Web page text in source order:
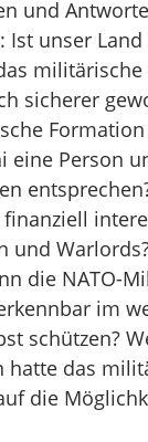
und
Ist unser
militärische
sicherer
eine Person
und
die NATO-
im
schützen?
hatte das
die